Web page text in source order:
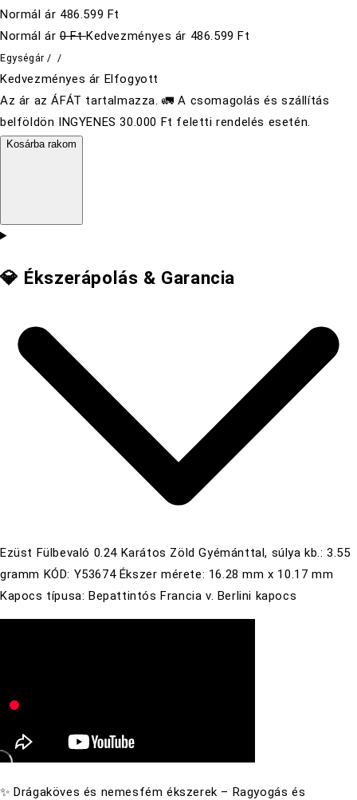
Normál ár 486.599 Ft
Normál ár 0 FtKedvezményes ár 486.599 Ft
Egységár / /
Kedvezményes ár Elfogyott
Az ár az ÁFÁT tartalmazza. 🚛 A csomagolás és szállítás
belföldön INGYENES 30.000 Ft feletti rendelés esetén.
Kosárba rakom
💎 Ékszerápolás & Garancia
Ezüst Fülbevaló 0.24 Karátos Zöld Gyémánttal, súlya kb.: 3.55
gramm KÓD: Y53674 Ékszer mérete: 16.28 mm x 10.17 mm
Kapocs típusa: Bepattintós Francia v. Berlini kapocs
✨ Drágaköves és nemesfém ékszerek – Ragyogás és